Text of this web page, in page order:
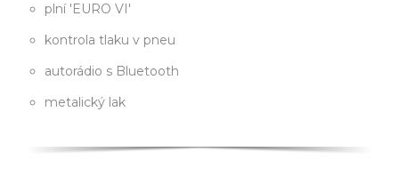
plní 'EURO VI'
kontrola tlaku v pneu
autorádio s Bluetooth
metalický lak